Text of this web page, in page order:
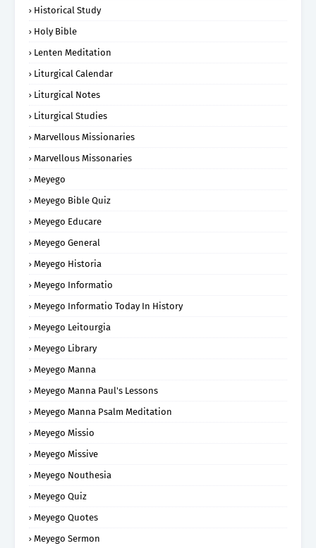
Historical Study
Holy Bible
Lenten Meditation
Liturgical Calendar
Liturgical Notes
Liturgical Studies
Marvellous Missionaries
Marvellous Missonaries
Meyego
Meyego Bible Quiz
Meyego Educare
Meyego General
Meyego Historia
Meyego Informatio
Meyego Informatio Today In History
Meyego Leitourgia
Meyego Library
Meyego Manna
Meyego Manna Paul's Lessons
Meyego Manna Psalm Meditation
Meyego Missio
Meyego Missive
Meyego Nouthesia
Meyego Quiz
Meyego Quotes
Meyego Sermon